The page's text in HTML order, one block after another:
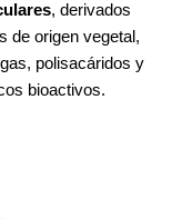
, derivados
de origen vegetal,
polisacáridos y
bioactivos.